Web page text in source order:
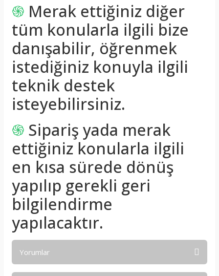
֍ Merak ettiğiniz diğer
tüm konularla ilgili bize
danışabilir, öğrenmek
istediğiniz konuyla ilgili
teknik destek
isteyebilirsiniz.
֍ Sipariş yada merak
ettiğiniz konularla ilgili
en kısa sürede dönüş
yapılıp gerekli geri
bilgilendirme
yapılacaktır.
Yorumlar